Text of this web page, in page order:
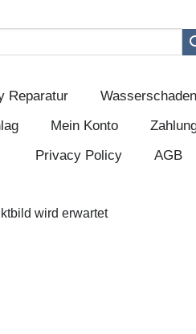
Reparatur
Mein Konto
Privacy Policy
AGB